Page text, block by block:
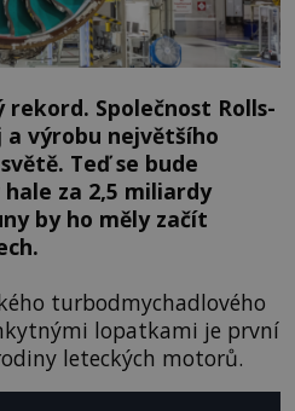
Společnost Rolls-
a výrobu největšího
Teď se bude
za 2,5 miliardy
by ho měly začít
turbodmychadlového
lopatkami je první
leteckých motorů.